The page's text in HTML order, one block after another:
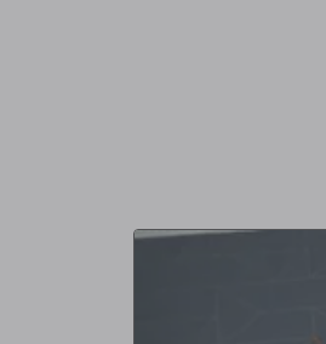
Después de un poco de
follara en lugar de
posiciones diferentes